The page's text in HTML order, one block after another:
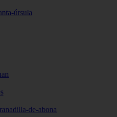
úrsula
de-abona